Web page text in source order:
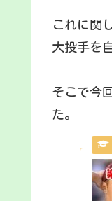
これに関
大投手を
そこで今
た。